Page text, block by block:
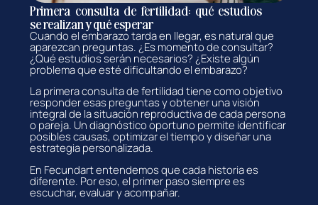
Primera consulta de fertilidad: qué estudios
se realizan y qué esperar
Cuando el embarazo tarda en llegar, es natural que
aparezcan preguntas. ¿Es momento de consultar?
¿Qué estudios serán necesarios? ¿Existe algún
problema que esté dificultando el embarazo?
La primera consulta de fertilidad tiene como objetivo
responder esas preguntas y obtener una visión
integral de la situación reproductiva de cada persona
o pareja. Un diagnóstico oportuno permite identificar
posibles causas, optimizar el tiempo y diseñar una
estrategia personalizada.
En Fecundart entendemos que cada historia es
diferente. Por eso, el primer paso siempre es
escuchar, evaluar y acompañar.